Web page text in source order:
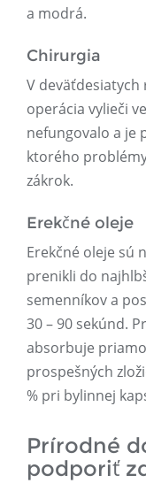
a modrá.
Chirurgia
V deväťdesiatych
operácia vylieči
nefungovalo a je
ktorého
zákrok.
Erekčné oleje
Erekčné oleje sú
prenikli do
semenníkov a
30 – 90 sekúnd.
absorbuje
prospešných
% pri bylinnej
Prírodné
podporiť